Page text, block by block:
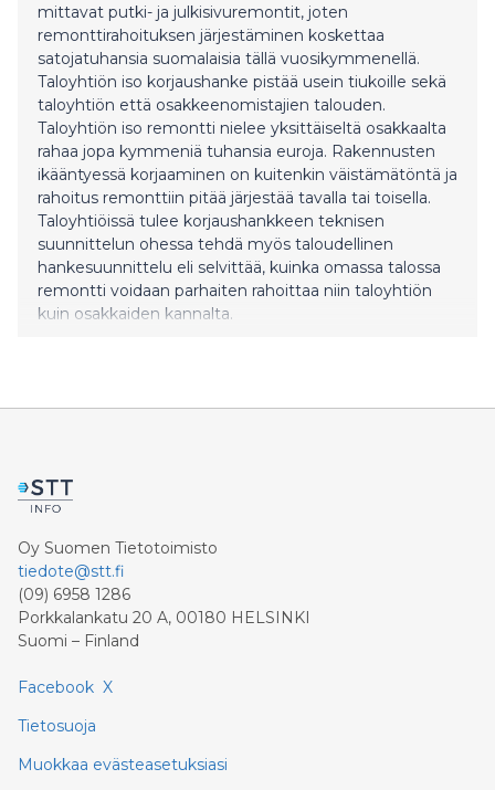
mittavat putki- ja julkisivuremontit, joten
remonttirahoituksen järjestäminen koskettaa
satojatuhansia suomalaisia tällä vuosikymmenellä.
Taloyhtiön iso korjaushanke pistää usein tiukoille sekä
taloyhtiön että osakkeenomistajien talouden.
Taloyhtiön iso remontti nielee yksittäiseltä osakkaalta
rahaa jopa kymmeniä tuhansia euroja. Rakennusten
ikääntyessä korjaaminen on kuitenkin väistämätöntä ja
rahoitus remonttiin pitää järjestää tavalla tai toisella.
Taloyhtiöissä tulee korjaushankkeen teknisen
suunnittelun ohessa tehdä myös taloudellinen
hankesuunnittelu eli selvittää, kuinka omassa talossa
remontti voidaan parhaiten rahoittaa niin taloyhtiön
kuin osakkaiden kannalta.
Oy Suomen Tietotoimisto
tiedote@stt.fi
(09) 6958 1286
Porkkalankatu 20 A, 00180 HELSINKI
Suomi – Finland
Facebook X
Tietosuoja
Muokkaa evästeasetuksiasi